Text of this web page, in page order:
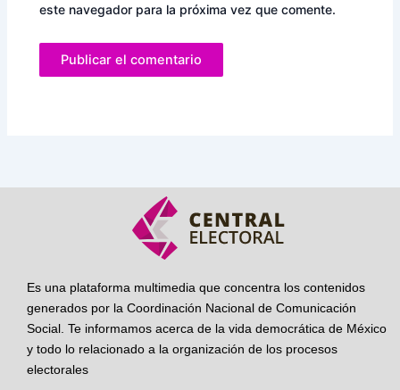
este navegador para la próxima vez que comente.
Es una plataforma multimedia que concentra los contenidos
generados por la Coordinación Nacional de Comunicación
Social. Te informamos acerca de la vida democrática de México
y todo lo relacionado a la organización de los procesos
electorales